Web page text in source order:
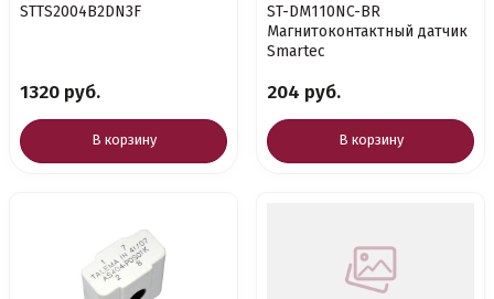
STTS2004B2DN3F
1320 руб.
В корзину
ST-DM110NC-BR
Магнитоконтактный датчик
Smartec
204 руб.
В корзину